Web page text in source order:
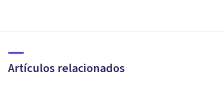
Artículos relacionados
alimentaria